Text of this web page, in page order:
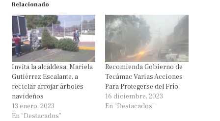
Relacionado
Invita la alcaldesa, Mariela
Gutiérrez Escalante, a
reciclar arrojar árboles
navideños
13 enero, 2023
En "Destacados"
Recomienda Gobierno de
Tecámac Varias Acciones
Para Protegerse del Frío
16 diciembre, 2023
En "Destacados"